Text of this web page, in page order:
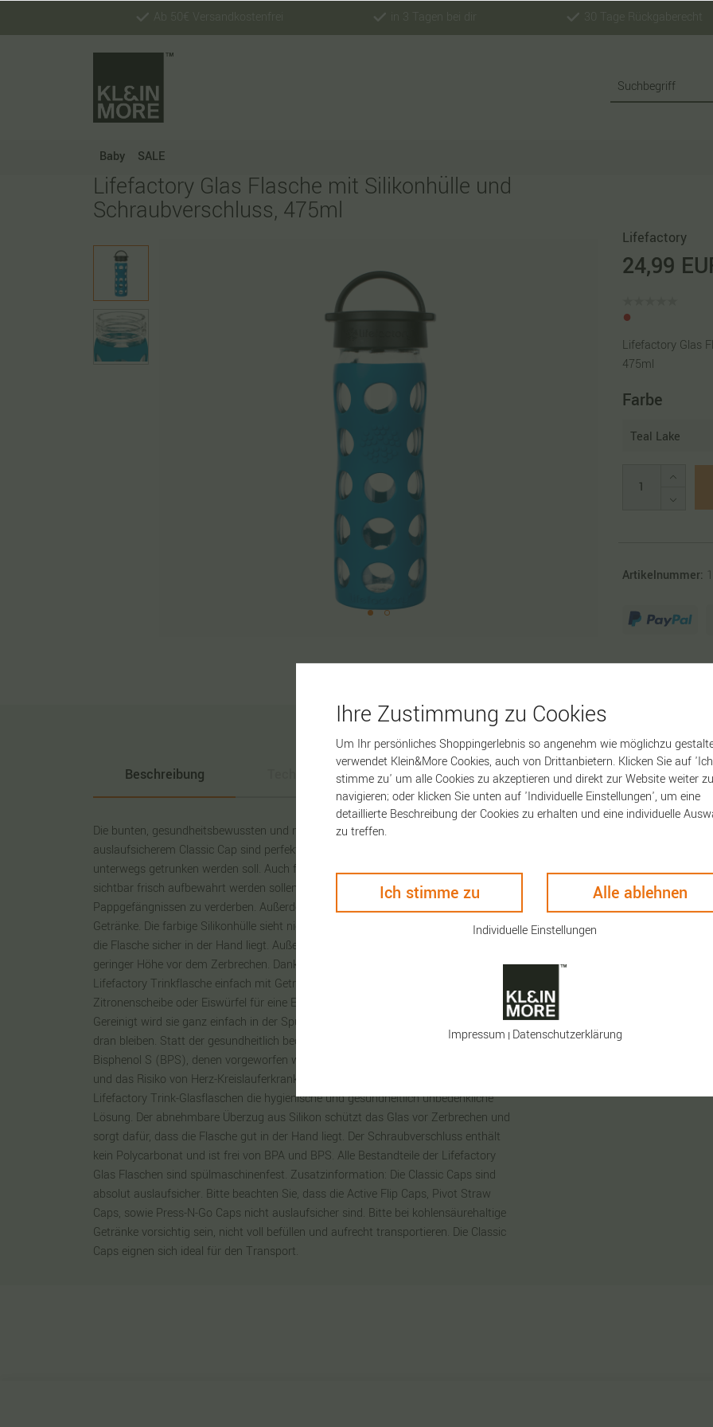
Baby SALE
Lifefactory Glas Flasche mit Silikonhülle und
Schraubverschluss, 475ml
Lifefactory
24,99
Lifefactory Glas
475ml
Farbe
Artikelnummer:
Beschreibung Technische Daten Keyfacts
Die bunten, gesundheitsbewussten und nachhaltigen Glasflaschen mit
auslaufsicherem Classic Cap sind perfekt für Wasser, Eistee, Wein oder was sonst
unterwegs getrunken werden soll. Auch für Milch, Säfte und andere Getränke, die
sichtbar frisch aufbewahrt werden sollen, anstatt in dunklen Alu- oder
Pappgefängnissen zu verderben. Außerdem ist Glas ganz einfach das Beste für
Getränke. Die farbige Silikonhülle sieht nicht nur gut aus, sie sorgt auch dafür, dass
die Flasche sicher in der Hand liegt. Außerdem schützt sie das Glas bei Stürzen aus
geringer Höhe vor dem Zerbrechen. Dank der großen Öffnung lässt sch die
Lifefactory Trinkflasche einfach mit Getränken befüllen, auch für eine
Zitronenscheibe oder Eiswürfel für eine Extraportion Frische ist sie daher geeignet.
Gereinigt wird sie ganz einfach in der Spülmaschine, dabei kann der Silikonmantel
dran bleiben. Statt der gesundheitlich bedenklichen Bisphenol A (BPA) und
Bisphenol S (BPS), denen vorgeworfen wird, Erbgutveränderungen zu verursachen
und das Risiko von Herz-Kreislauferkrankungen und Diabetes zu erhöhen, bieten
Lifefactory Trink-Glasflaschen die hygienische und gesundheitlich unbedenkliche
Lösung. Der abnehmbare Überzug aus Silikon schützt das Glas vor Zerbrechen und
sorgt dafür, dass die Flasche gut in der Hand liegt. Der Schraubverschluss enthält
kein Polycarbonat und ist frei von BPA und BPS. Alle Bestandteile der Lifefactory
Glas Flaschen sind spülmaschinenfest. Zusatzinformation: Die Classic Caps sind
absolut auslaufsicher. Bitte beachten Sie, dass die Active Flip Caps, Pivot Straw
Caps, sowie Press-N-Go Caps nicht auslaufsicher sind. Bitte bei kohlensäurehaltige
Getränke vorsichtig sein, nicht voll befüllen und aufrecht transportieren. Die Classic
Caps eignen sich ideal für den Transport.
Silikonhülle und
Schraubverschluss,
Ihre Zustimmung zu Cookies
Um Ihr persönliches Shoppingerlebnis so angenehm wie möglichzu
verwendet Klein&More Cookies, auch von Drittanbietern. Klicken Sie auf 'Ich
stimme zu' um alle Cookies zu akzeptieren und direkt zur Website weiter zu
navigieren; oder klicken Sie unten auf 'Individuelle Einstellungen', um eine
detaillierte Beschreibung der Cookies zu erhalten und eine individuelle
zu treffen.
Ich stimme zu Alle ablehnen
Individuelle Einstellungen
Impressum | Daten­schutz­erklärung